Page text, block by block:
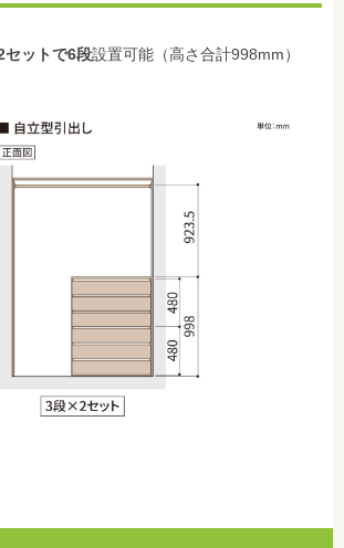
セットで6段設置可能（高さ合計998mm）